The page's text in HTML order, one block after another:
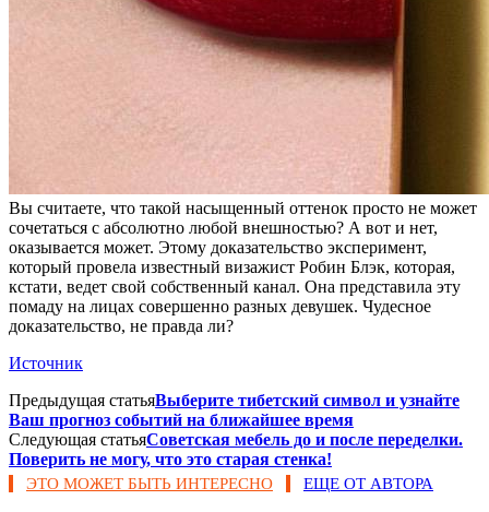
Вы считаете, что такой насыщенный оттенок просто не может
сочетаться с абсолютно любой внешностью? А вот и нет,
оказывается может. Этому доказательство эксперимент,
который провела известный визажист Робин Блэк, которая,
кстати, ведет свой собственный канал. Она представила эту
помаду на лицах совершенно разных девушек. Чудесное
доказательство, не правда ли?
Источник
Предыдущая статьяВыберите тибетский символ и узнайте
Ваш прогноз событий на ближайшее время
Следующая статьяСоветская мебель до и после переделки.
Поверить не могу, что это старая стенка!
ЭТО МОЖЕТ БЫТЬ ИНТЕРЕСНО ЕЩЕ ОТ АВТОРА